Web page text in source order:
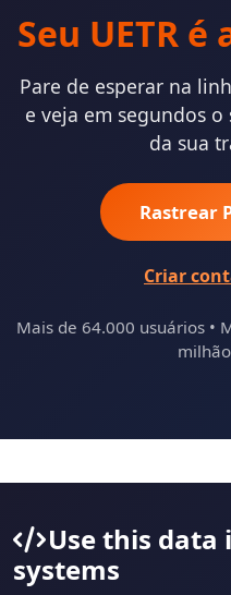
Seu UETR é
Pare de esperar na
e veja em segundos o
da sua
Rastrear
Criar
Mais de 64.000 usuários •
Use this data
systems